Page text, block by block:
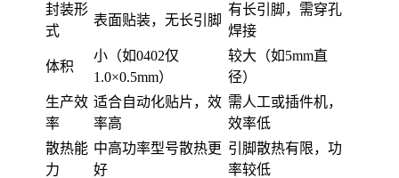
封装形
式
表面贴装，无长引脚
有长引脚，需穿孔
焊接
体积
小（如0402仅
1.0×0.5mm）
较大（如5mm直
径）
生产效
率
适合自动化贴片，效
率高
需人工或插件机，
效率低
散热能
力
中高功率型号散热更
好
引脚散热有限，功
率较低